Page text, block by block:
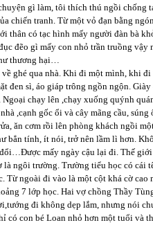
gì làm, tôi thích thú ngồi chống
chiến tranh. Từ một vỏ đạn bằng
thân có tạc hình mấy người đàn bà
đẽo gì mấy con nhỏ trần truồng
thương hại…
ghé qua nhà. Khi đi một mình, khi
đen sì, áo giáp trông ngồn ngộn.
chạy lên ,chạy xuống quýnh
,cạnh gốc ổi và cây mãng cầu,
ăn cơm rồi lên phòng khách ngồi
bẳn tính, ít nói, trở nên lầm lì hơn.
mấy ngày cậu lại đi. Thế
ngôi trường. Trường tiểu học có cái
Từ ngoài đi vào là một cột khá cờ
7 lớp học. Hai vợ chồng Thầy
đi không dẹp lắm, nhưng nói
có con bé Loan nhỏ hơn một tuổi và